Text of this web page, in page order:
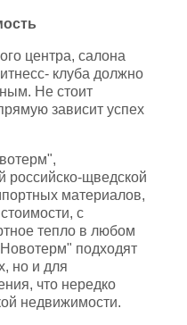
центра, салона
клуба должно
Не стоит
зависит успех
щведской
материалов,
с
тепло в любом
подходят
но и для
что нередко
недвижимости.